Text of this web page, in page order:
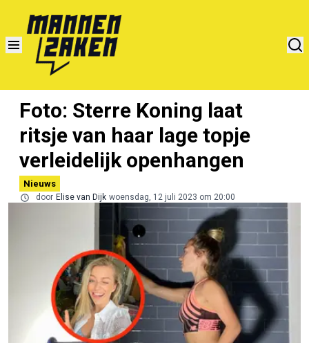
Foto: Sterre Koning laat
ritsje van haar lage topje
verleidelijk openhangen
Nieuws
door Elise van Dijk woensdag, 12 juli 2023 om 20:00